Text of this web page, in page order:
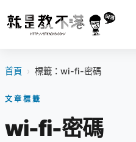
首頁 › 標籤：wi-fi-密碼
文章標籤
wi-fi-密碼